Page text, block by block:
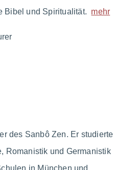
Bibel und Spiritualität. mehr
des Sanbô Zen. Er studierte
Romanistik und Germanistik